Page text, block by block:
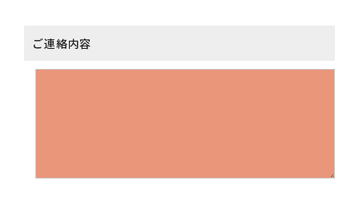
ご連絡内容